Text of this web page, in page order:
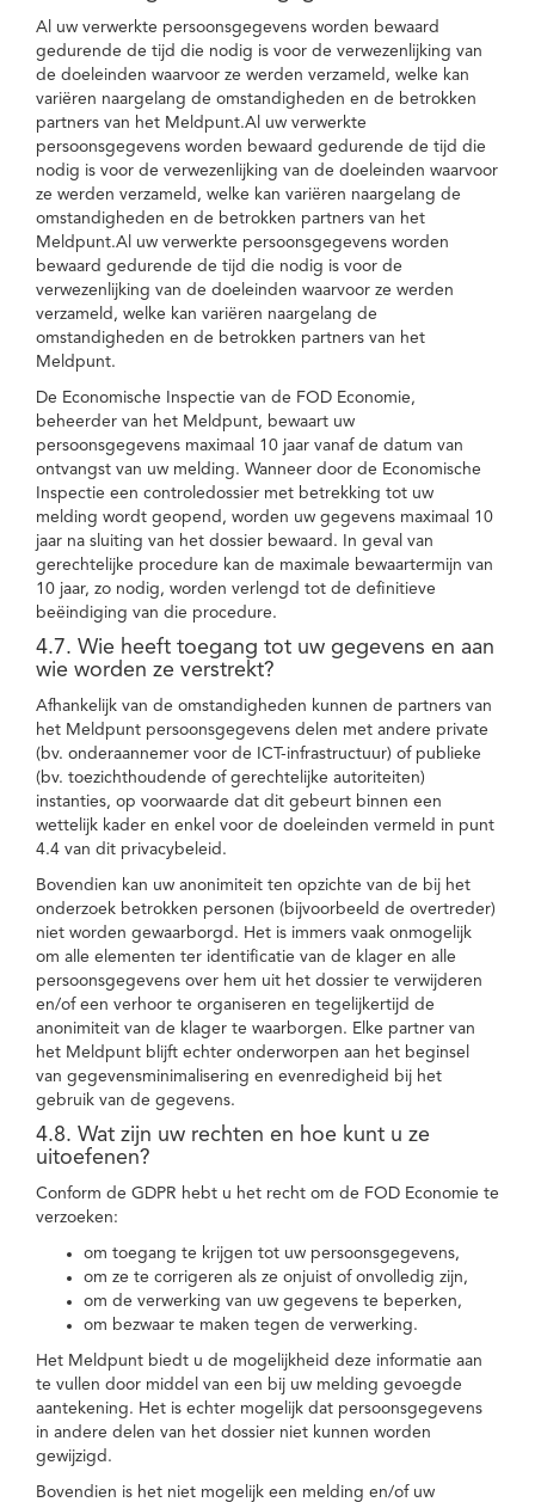
Al uw verwerkte persoonsgegevens worden bewaard
gedurende de tijd die nodig is voor de verwezenlijking van
de doeleinden waarvoor ze werden verzameld, welke kan
variëren naargelang de omstandigheden en de betrokken
partners van het Meldpunt.Al uw verwerkte
persoonsgegevens worden bewaard gedurende de tijd die
nodig is voor de verwezenlijking van de doeleinden waarvoor
ze werden verzameld, welke kan variëren naargelang de
omstandigheden en de betrokken partners van het
Meldpunt.Al uw verwerkte persoonsgegevens worden
bewaard gedurende de tijd die nodig is voor de
verwezenlijking van de doeleinden waarvoor ze werden
verzameld, welke kan variëren naargelang de
omstandigheden en de betrokken partners van het
Meldpunt.
De Economische Inspectie van de FOD Economie,
beheerder van het Meldpunt, bewaart uw
persoonsgegevens maximaal 10 jaar vanaf de datum van
ontvangst van uw melding. Wanneer door de Economische
Inspectie een controledossier met betrekking tot uw
melding wordt geopend, worden uw gegevens maximaal 10
jaar na sluiting van het dossier bewaard. In geval van
gerechtelijke procedure kan de maximale bewaartermijn van
10 jaar, zo nodig, worden verlengd tot de definitieve
beëindiging van die procedure.
4.7. Wie heeft toegang tot uw gegevens en aan
wie worden ze verstrekt?
Afhankelijk van de omstandigheden kunnen de partners van
het Meldpunt persoonsgegevens delen met andere private
(bv. onderaannemer voor de ICT-infrastructuur) of publieke
(bv. toezichthoudende of gerechtelijke autoriteiten)
instanties, op voorwaarde dat dit gebeurt binnen een
wettelijk kader en enkel voor de doeleinden vermeld in punt
4.4 van dit privacybeleid.
Bovendien kan uw anonimiteit ten opzichte van de bij het
onderzoek betrokken personen (bijvoorbeeld de overtreder)
niet worden gewaarborgd. Het is immers vaak onmogelijk
om alle elementen ter identificatie van de klager en alle
persoonsgegevens over hem uit het dossier te verwijderen
en/of een verhoor te organiseren en tegelijkertijd de
anonimiteit van de klager te waarborgen. Elke partner van
het Meldpunt blijft echter onderworpen aan het beginsel
van gegevensminimalisering en evenredigheid bij het
gebruik van de gegevens.
4.8. Wat zijn uw rechten en hoe kunt u ze
uitoefenen?
Conform de GDPR hebt u het recht om de FOD Economie te
verzoeken:
om toegang te krijgen tot uw persoonsgegevens,
om ze te corrigeren als ze onjuist of onvolledig zijn,
om de verwerking van uw gegevens te beperken,
om bezwaar te maken tegen de verwerking.
Het Meldpunt biedt u de mogelijkheid deze informatie aan
te vullen door middel van een bij uw melding gevoegde
aantekening. Het is echter mogelijk dat persoonsgegevens
in andere delen van het dossier niet kunnen worden
gewijzigd.
Bovendien is het niet mogelijk een melding en/of uw